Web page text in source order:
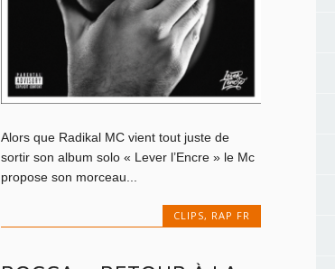
Alors que Radikal MC vient tout juste de
sortir son album solo « Lever l’Encre » le Mc
propose son morceau...
CLIPS, RAP FR